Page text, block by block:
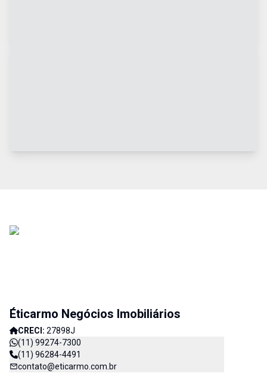
Éticarmo Negócios Imobiliários
CRECI: 27898J
(11) 99274-7300
(11) 96284-4491
contato@eticarmo.com.br